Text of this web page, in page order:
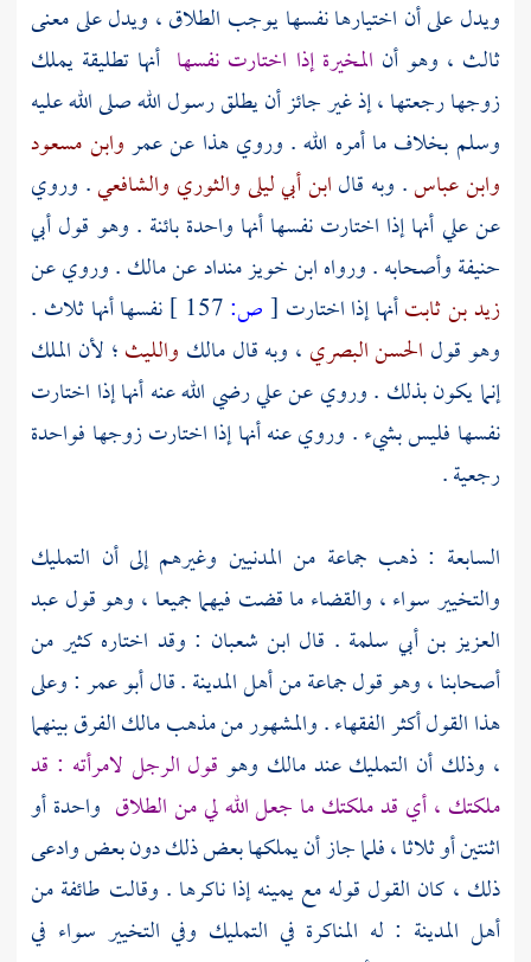
ويدل على أن اختيارها نفسها يوجب الطلاق ، ويدل على معنى
ثالث ، وهو أن المخيرة إذا اختارت نفسها أنها تطليقة يملك
زوجها رجعتها ، إذ غير جائز أن يطلق رسول الله صلى الله عليه
وسلم بخلاف ما أمره الله . وروي هذا عنعمروابن مسعود
وابن عباس. وبه قالابن أبي ليلىوالثوري والشافعي. وروي
عنعليأنها إذا اختارت نفسها أنها واحدة بائنة . وهو قولأبي
حنيفةوأصحابه . ورواهابن خويز مندادعنمالك. وروي عن
زيد بن ثابتأنها إذا اختارت [ص:
نفسها أنها ثلاث .
وهو قول الحسن البصري ، وبه قالمالك والليث؛ لأن الملك
إنما يكون بذلك . وروي عنعليرضي الله عنه أنها إذا اختارت
نفسها فليس بشيء . وروي عنه أنها إذا اختارت زوجها فواحدة
رجعية .
السابعة : ذهب جماعة من المدنيين وغيرهم إلى أن التمليك
والتخيير سواء ، والقضاء ما قضت فيهما جميعا ، وهو قولعبد
العزيز بن أبي سلمة . قال ابن شعبان : وقد اختاره كثير من
أصحابنا ، وهو قول جماعة من أهلالمدينة. قالأبو عمر: وعلى
هذا القول أكثر الفقهاء . والمشهور من مذهبمالكالفرق بينهما
، وذلك أن التمليك عندمالك وهو قول الرجل لامرأته : قد
ملكتك ، أي قد ملكتك ما جعل الله لي من الطلاق واحدة أو
اثنتين أو ثلاثا ، فلما جاز أن يملكها بعض ذلك دون بعض وادعى
ذلك ، كان القول قوله مع يمينه إذا ناكرها . وقالت طائفة من
أهل المدينة : له المناكرة في التمليك وفي التخيير سواء في